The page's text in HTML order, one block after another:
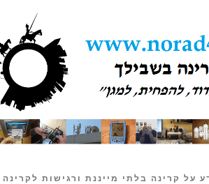
בלתי מייננת ורגישות לקרינה